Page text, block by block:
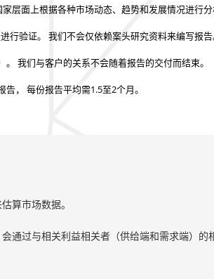
层面上根据各种市场动态、趋势和发展情况进行分
行验证。 我们不会仅依赖案头研究资料来编写报告
。 我们与客户的关系不会随着报告的交付而结束。
告， 每份报告平均需1.5至2个月。
算市场数据。
过与相关利益相关者（供给端和需求端）的